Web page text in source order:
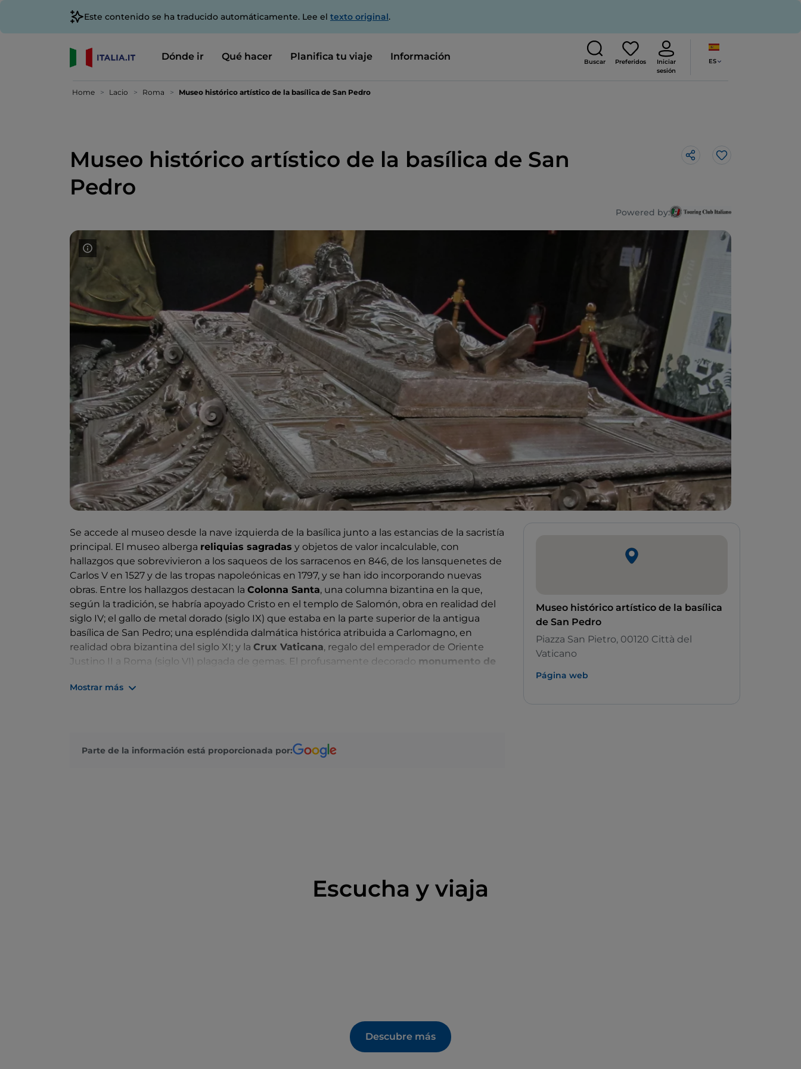
Este contenido se ha traducido automáticamente. Lee el texto original.
Dónde ir Qué hacer Planifica tu viaje Información Buscar Preferidos
Iniciar
sesión
ES
Home Lacio Roma Museo histórico artístico de la basílica de San Pedro
Museo histórico artístico de la basílica de San
Pedro
Me gusta
Powered by:
Se accede al museo desde la nave izquierda de la basílica junto a las estancias de la sacristía
principal. El museo alberga reliquias sagradas y objetos de valor incalculable, con
hallazgos que sobrevivieron a los saqueos de los sarracenos en 846, de los lansquenetes de
Carlos V en 1527 y de las tropas napoleónicas en 1797, y se han ido incorporando nuevas
obras. Entre los hallazgos destacan la Colonna Santa, una columna bizantina en la que,
según la tradición, se habría apoyado Cristo en el templo de Salomón, obra en realidad del
siglo IV; el gallo de metal dorado (siglo IX) que estaba en la parte superior de la antigua
basílica de San Pedro; una espléndida dalmática histórica atribuida a Carlomagno, en
realidad obra bizantina del siglo XI; y la Crux Vaticana, regalo del emperador de Oriente
Justino II a Roma (siglo VI) plagada de gemas. El profusamente decorado monumento de
geometría es una
Mostrar más
Parte de la información está proporcionada por:
Museo histórico artístico de la basílica
de San Pedro
Piazza San Pietro, 00120 Città del
Vaticano
Página web
Escucha y viaja
Descubre más